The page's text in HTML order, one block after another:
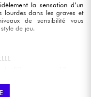
la sensation d’un
lourdes dans les graves et
de sensibilité vous
de jeu.
des pianos électriques
un clavecin et des